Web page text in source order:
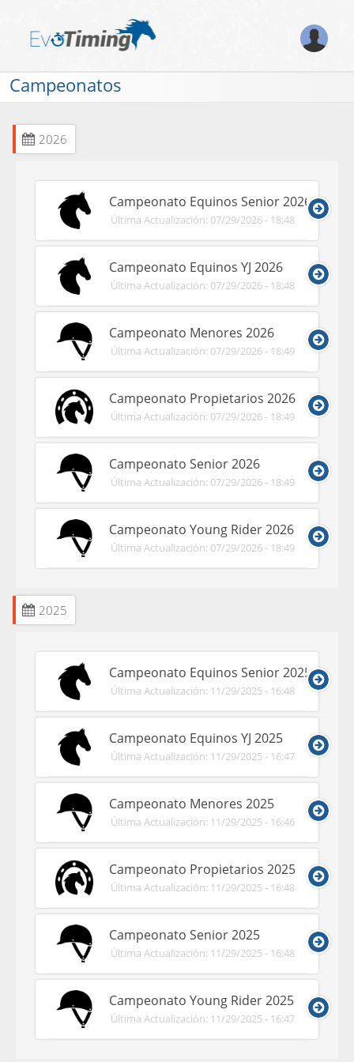
Campeonatos
2026
Campeonato Equinos Senior 2026
Última Actualización: 07/29/2026 - 18:48
Campeonato Equinos YJ 2026
Última Actualización: 07/29/2026 - 18:48
Campeonato Menores 2026
Última Actualización: 07/29/2026 - 18:49
Campeonato Propietarios 2026
Última Actualización: 07/29/2026 - 18:49
Campeonato Senior 2026
Última Actualización: 07/29/2026 - 18:49
Campeonato Young Rider 2026
Última Actualización: 07/29/2026 - 18:49
2025
Campeonato Equinos Senior 2025
Última Actualización: 11/29/2025 - 16:48
Campeonato Equinos YJ 2025
Última Actualización: 11/29/2025 - 16:47
Campeonato Menores 2025
Última Actualización: 11/29/2025 - 16:46
Campeonato Propietarios 2025
Última Actualización: 11/29/2025 - 16:48
Campeonato Senior 2025
Última Actualización: 11/29/2025 - 16:48
Campeonato Young Rider 2025
Última Actualización: 11/29/2025 - 16:47